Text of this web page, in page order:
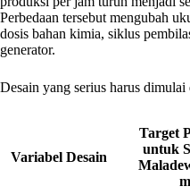
Perbedaan tersebut mengubah
dosis bahan kimia, siklus
generator.
Desain yang serius harus dimulai
Variabel Desain
Target
untuk